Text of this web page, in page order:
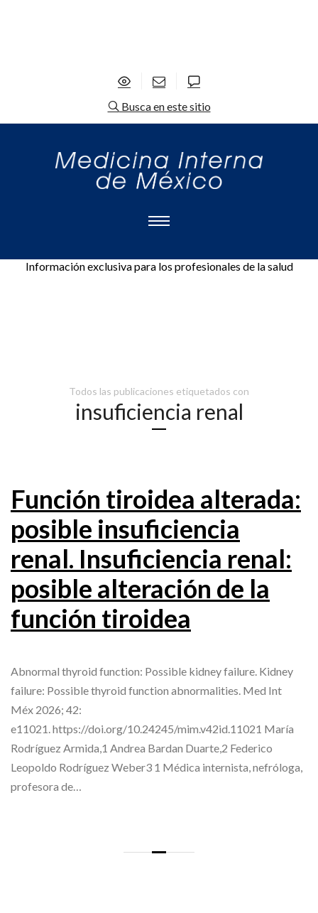
Busca en este sitio
Información exclusiva para los profesionales de la salud
Todos las publicaciones etiquetados con
insuficiencia renal
Función tiroidea alterada:
posible insuficiencia
renal. Insuficiencia renal:
posible alteración de la
función tiroidea
Abnormal thyroid function: Possible kidney failure. Kidney
failure: Possible thyroid function abnormalities. Med Int
Méx 2026; 42:
e11021. https://doi.org/10.24245/mim.v42id.11021 María
Rodríguez Armida,1 Andrea Bardan Duarte,2 Federico
Leopoldo Rodríguez Weber3 1 Médica internista, nefróloga,
profesora de…